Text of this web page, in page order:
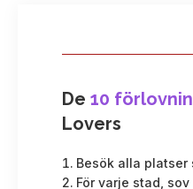
De 10
Lovers
Besök alla platser
För varje stad,